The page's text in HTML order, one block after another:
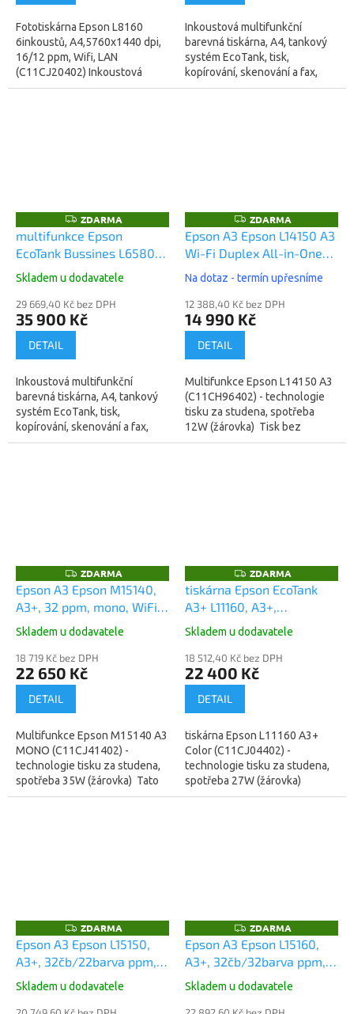
Fototiskárna Epson L8160
6inkoustů, A4,5760x1440 dpi,
16/12 ppm, Wifi, LAN
(C11CJ20402) Inkoustová
tiskárna multifunkční, barevná,
Inkoustová multifunkční
barevná tiskárna, A4, tankový
systém EcoTank, tisk,
kopírování, skenování a fax,
DADF skener, rychlost tisku 33
Z
D
A
R
A
ZDARMA
multifunkce Epson
EcoTank Bussines L6580
A4, PostScript, tisk z USB,
síť.protokol iPv4,iPv6,
4800x2400 dpi, 33/32
ppm, USB, Wifi, LAN, FAX,
DUPLEX, 19W (C11CJ28402)
Skladem u dodavatele
29 669,40 Kč bez DPH
35 900 Kč
DETAIL
Inkoustová multifunkční
barevná tiskárna, A4, tankový
systém EcoTank, tisk,
kopírování, skenování a fax,
PostScript, přímý tisk z USB,
Z
D
A
R
A
ZDARMA
Epson A3 Epson L14150 A3
Wi-Fi Duplex All-in-One
Ink Tank Printer
Na dotaz - termín upřesníme
12 388,40 Kč bez DPH
14 990 Kč
DETAIL
Multifunkce Epson L14150 A3
(C11CH96402) - technologie
tisku za studena, spotřeba
12W (žárovka) Tisk bez
inkoustových kazetTato
Z
D
A
R
A
ZDARMA
Epson A3 Epson M15140,
A3+, 32 ppm, mono, WiFi,
duplex, All-in-One, Ink
Skladem u dodavatele
18 719 Kč bez DPH
22 650 Kč
DETAIL
Multifunkce Epson M15140 A3
MONO (C11CJ41402) -
technologie tisku za studena,
spotřeba 35W (žárovka) Tato
černobílá tiskárna EcoTank s
Z
D
A
M
A
ZDARMA
tiskárna Epson EcoTank
A3+ L11160, A3+,
32čb/32barva ppm, USB,
(C11CJ04402)
Skladem u dodavatele
18 512,40 Kč bez DPH
22 400 Kč
DETAIL
tiskárna Epson L11160 A3+
Color (C11CJ04402) -
technologie tisku za studena,
spotřeba 27W (žárovka)
Inkoustová tiskárna, barevná,
Z
D
A
R
A
ZDARMA
Epson A3 Epson L15150,
A3+, 32čb/22barva ppm,
WiFi, LAN, duplex, All-in-
Skladem u dodavatele
Z
D
A
R
A
ZDARMA
Epson A3 Epson L15160,
A3+, 32čb/32barva ppm,
WiFi, LAN, duplex, All-in-
Skladem u dodavatele